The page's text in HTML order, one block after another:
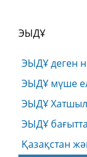
ЭЫДҰ
ЭЫДҰ деген
ЭЫДҰ мүше
ЭЫДҰ
ЭЫДҰ
Қазақстан